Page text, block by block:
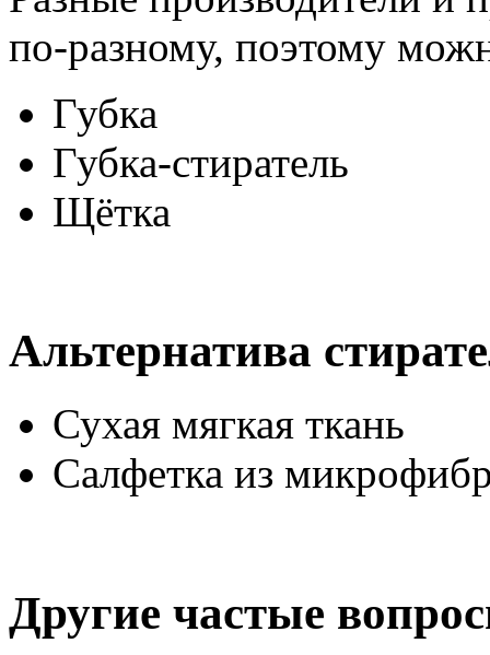
по-разному, поэтому
Губка
Губка-стиратель
Щётка
Альтернатива
Сухая мягкая ткань
Салфетка из
Другие частые